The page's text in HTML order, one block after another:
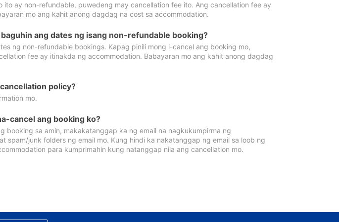
ay non-refundable, puwedeng may cancellation fee ito. Ang cancellation fee ay
mo ang kahit anong dagdag na cost sa accommodation.
ang dates ng isang non-refundable booking?
ng non-refundable bookings. Kapag pinili mong i-cancel ang booking mo,
fee ay itinakda ng accommodation. Babayaran mo ang kahit anong dagdag
policy?
mo.
cancel ang booking ko?
booking sa amin, makakatanggap ka ng email na nagkukumpirma ng
spam/junk folders ng email mo. Kung hindi ka nakatanggap ng email sa loob ng
para kumprimahin kung natanggap nila ang cancellation mo.